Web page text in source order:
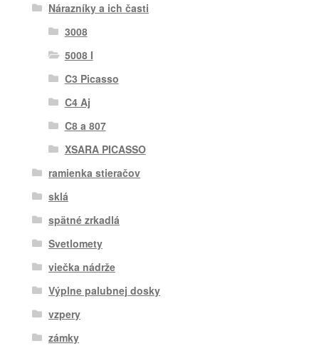
Nárazníky a ich časti
3008
5008 I
C3 Picasso
C4 Aj
C8 a 807
XSARA PICASSO
ramienka stieračov
sklá
spätné zrkadlá
Svetlomety
viečka nádrže
Výplne palubnej dosky
vzpery
zámky